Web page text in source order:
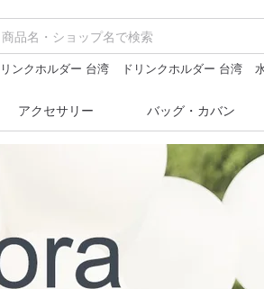
リンクホルダー 台湾 ドリンクホルダー 台湾
アクセサリー バッグ・カバン